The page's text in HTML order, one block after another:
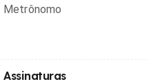
Metrônomo
Assinaturas